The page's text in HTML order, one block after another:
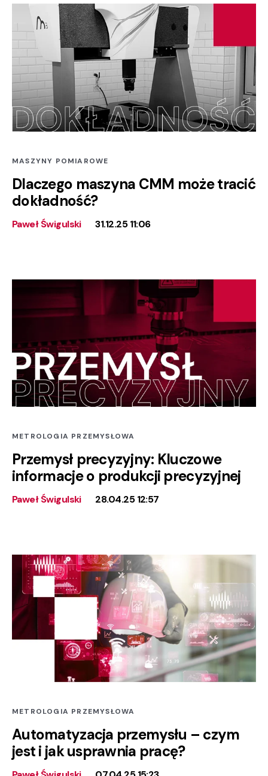
MASZYNY POMIAROWE
Dlaczego maszyna CMM może tracić
dokładność?
Paweł Świgulski 31.12.25 11:06
METROLOGIA PRZEMYSŁOWA
Przemysł precyzyjny: Kluczowe
informacje o produkcji precyzyjnej
Paweł Świgulski 28.04.25 12:57
METROLOGIA PRZEMYSŁOWA
Automatyzacja przemysłu – czym
jest i jak usprawnia pracę?